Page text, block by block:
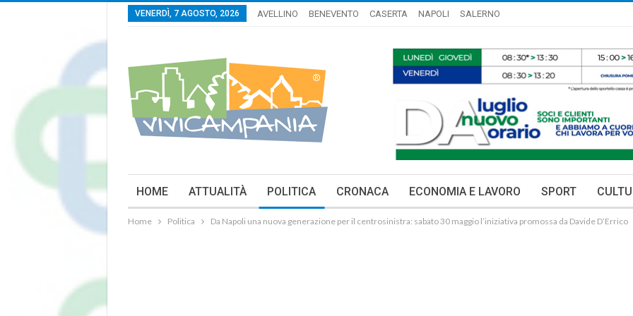
VENERDÌ, 7 AGOSTO, 2026 AVELLINO BENEVENTO CASERTA NAPOLI SALERNO
HOME ATTUALITÀ POLITICA CRONACA ECONOMIA E LAVORO SPORT
Home Politica Da Napoli una nuova generazione per il centrosinistra: sabato 30 maggio l’iniziativa promossa da Davide D’Errico